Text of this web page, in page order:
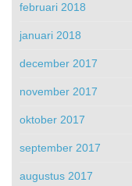
februari 2018
januari 2018
december 2017
november 2017
oktober 2017
september 2017
augustus 2017